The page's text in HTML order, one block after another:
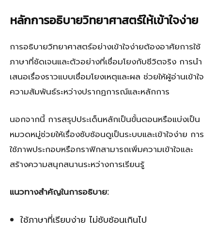
หลักการอธิบายวิทยาศาสตร์ให้เข้าใจง่าย
การอธิบายวิทยาศาสตร์อย่างเข้าใจง่ายต้องอาศัยการใช้
ภาษาที่ชัดเจนและตัวอย่างที่เชื่อมโยงกับชีวิตจริง การนำ
เสนอเรื่องราวแบบเชื่อมโยงเหตุและผล ช่วยให้ผู้อ่านเข้าใจ
ความสัมพันธ์ระหว่างปรากฏการณ์และหลักการ
นอกจากนี้ การสรุปประเด็นหลักเป็นขั้นตอนหรือแบ่งเป็น
หมวดหมู่ช่วยให้เรื่องซับซ้อนดูเป็นระบบและเข้าใจง่าย การ
ใช้ภาพประกอบหรือกราฟิกสามารถเพิ่มความเข้าใจและ
สร้างความสนุกสนานระหว่างการเรียนรู้
แนวทางสำคัญในการอธิบาย:
ใช้ภาษาที่เรียบง่าย ไม่ซับซ้อนเกินไป